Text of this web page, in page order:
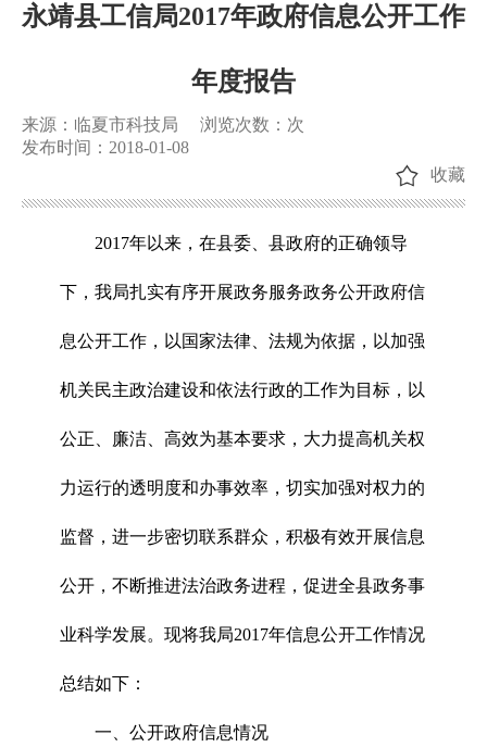
永靖县工信局2017年政府信息公开工作
年度报告
来源：临夏市科技局 浏览次数： 次
发布时间：2018-01-08
收藏
2017年以来，在县委、县政府的正确领导
下，我局扎实有序开展政务服务政务公开政府信
息公开工作，以国家法律、法规为依据，以加强
机关民主政治建设和依法行政的工作为目标，以
公正、廉洁、高效为基本要求，大力提高机关权
力运行的透明度和办事效率，切实加强对权力的
监督，进一步密切联系群众，积极有效开展信息
公开，不断推进法治政务进程，促进全县政务事
业科学发展。现将我局2017年信息公开工作情况
总结如下：
一、公开政府信息情况